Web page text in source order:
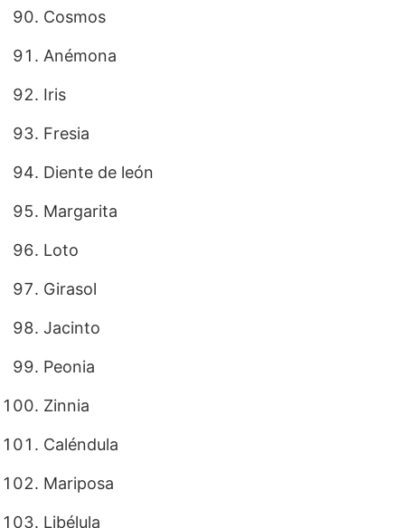
Cosmos
Anémona
Iris
Fresia
Diente de león
Margarita
Loto
Girasol
Jacinto
Peonia
Zinnia
Caléndula
Mariposa
Libélula